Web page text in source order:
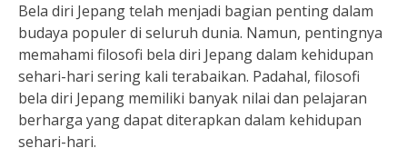
Bela diri Jepang telah menjadi bagian penting dalam
budaya populer di seluruh dunia. Namun, pentingnya
memahami filosofi bela diri Jepang dalam kehidupan
sehari-hari sering kali terabaikan. Padahal, filosofi
bela diri Jepang memiliki banyak nilai dan pelajaran
berharga yang dapat diterapkan dalam kehidupan
sehari-hari.